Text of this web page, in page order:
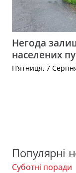
Негода
населених
П’ятниця, 7
Популярні
Суботні поради